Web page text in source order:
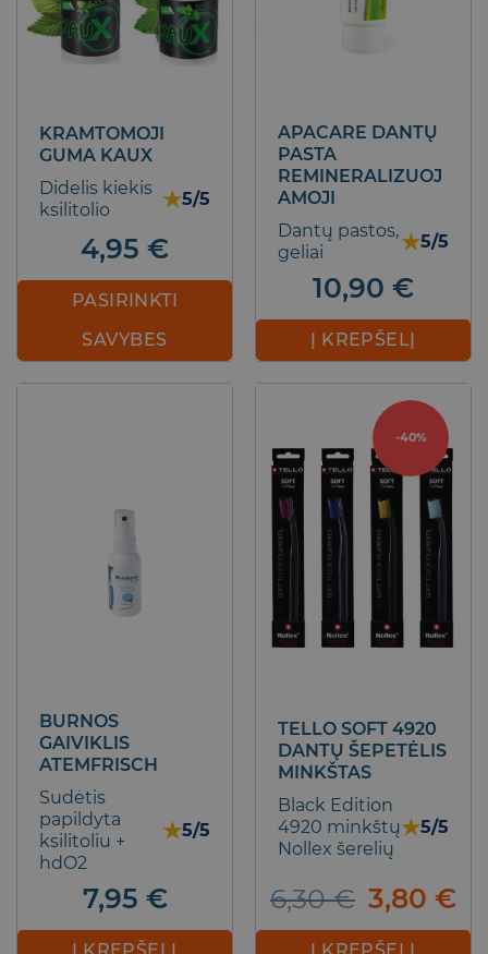
on
the
product
KRAMTOMOJI
GUMA KAUX
Didelis kiekis
ksilitolio
★5/5
4,95 €
PASIRINKTI
SAVYBES
options
be
chosen
on
APACARE DANTŲ
PASTA
REMINERALIZUOJ
AMOJI
Dantų pastos,
geliai
★5/5
10,90 €
Į KREPŠELĮ
BURNOS
GAIVIKLIS
ATEMFRISCH
Sudėtis
papildyta
ksilitoliu +
hdO2
★5/5
7,95 €
-40%
TELLO SOFT 4920
DANTŲ ŠEPETĖLIS
MINKŠTAS
Black Edition
4920 minkštų
Nollex šerelių
★5/5
6,30€ Original
price
3,80 €